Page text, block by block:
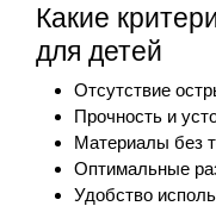
Какие
для детей
Отсутствие
Прочность и
Материалы без
Оптимальные
Удобство